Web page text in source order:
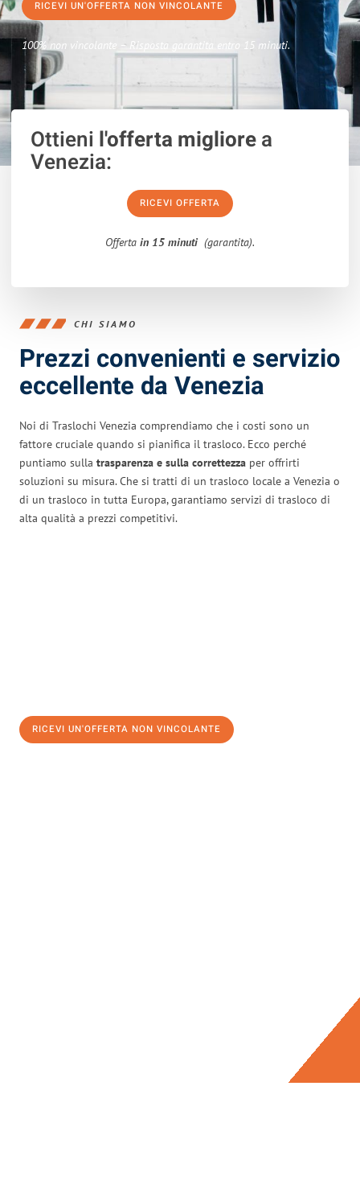
RICEVI UN'OFFERTA NON VINCOLANTE
100% non vincolante – Risposta garantita entro 15 minuti.
Ottieni l'offerta migliorea
Venezia:
RICEVI OFFERTA
Offerta in 15 minuti (garantita).
CHI SIAMO
Prezzi convenienti e servizio
eccellente da Venezia
Noi di Traslochi Venezia comprendiamo che i costi sono un
fattore cruciale quando si pianifica il trasloco. Ecco perché
puntiamo sulla trasparenza e sulla correttezza per offrirti
soluzioni su misura. Che si tratti di un trasloco locale a Venezia o
di un trasloco in tutta Europa, garantiamo servizi di trasloco di
alta qualità a prezzi competitivi.
RICEVI UN'OFFERTA NON VINCOLANTE